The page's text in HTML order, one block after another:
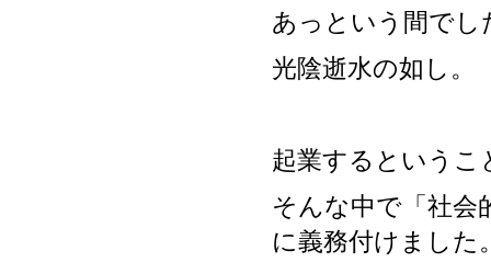
あっという間でし
光陰逝水の如し。
起業するという
そんな中で「社会
に義務付けました